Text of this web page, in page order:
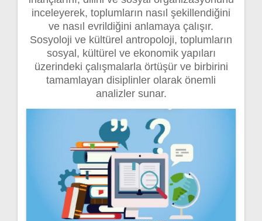
inceleyerek, toplumların nasıl şekillendiğini
ve nasıl evrildiğini anlamaya çalışır.
Sosyoloji ve kültürel antropoloji, toplumların
sosyal, kültürel ve ekonomik yapıları
üzerindeki çalışmalarla örtüşür ve birbirini
tamamlayan disiplinler olarak önemli
analizler sunar.